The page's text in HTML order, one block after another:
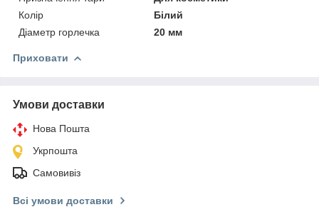
Колір
Білий
Діаметр горлечка
20 мм
Приховати
Умови доставки
Нова Пошта
Укрпошта
Самовивіз
Всі умови доставки